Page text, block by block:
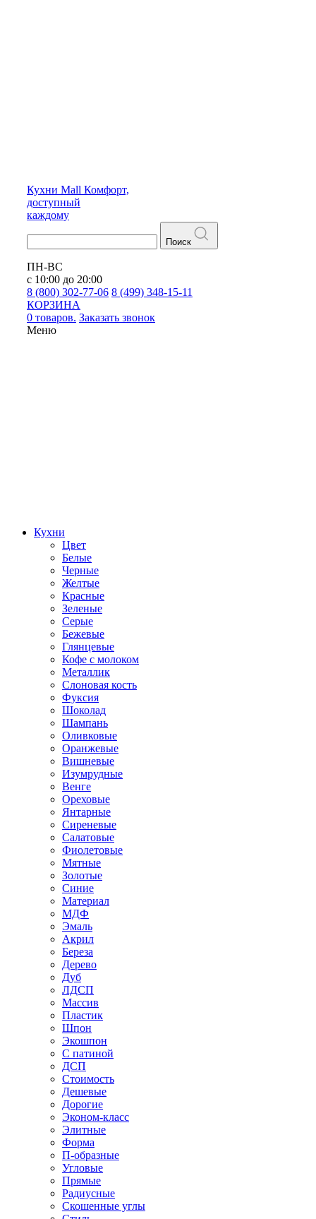
Кухни Mall Комфорт,
доступный
каждому
Поиск
ПН-ВС
с 10:00 до 20:00
8 (800) 302-77-06 8 (499) 348-15-11
КОРЗИНА
0 товаров. Заказать звонок
Меню
Кухни
Цвет
Белые
Черные
Желтые
Красные
Зеленые
Серые
Бежевые
Глянцевые
Кофе с молоком
Металлик
Слоновая кость
Фуксия
Шоколад
Шампань
Оливковые
Оранжевые
Вишневые
Изумрудные
Венге
Ореховые
Янтарные
Сиреневые
Салатовые
Фиолетовые
Мятные
Золотые
Синие
Материал
МДФ
Эмаль
Акрил
Береза
Дерево
Дуб
ЛДСП
Массив
Пластик
Шпон
Экошпон
С патиной
ДСП
Стоимость
Дешевые
Дорогие
Эконом-класс
Элитные
Форма
П-образные
Угловые
Прямые
Радиусные
Скошенные углы